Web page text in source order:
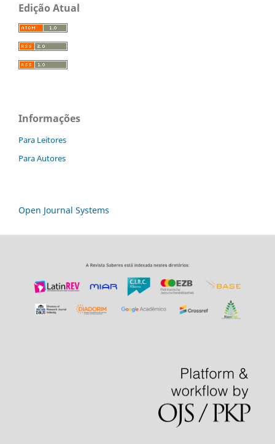
Edição Atual
Informações
Para Leitores
Para Autores
Open Journal Systems